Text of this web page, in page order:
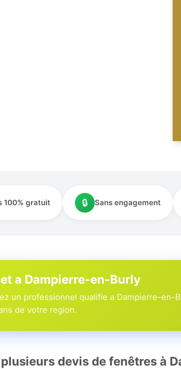
100% gratuit 🔒 Sans engagement
a Dampierre-en-Burly
un professionnel qualifie a Dampierre-
de votre region.
devis de fenêtres à